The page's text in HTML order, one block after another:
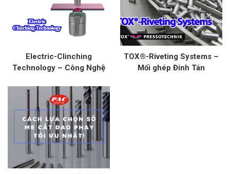
Electric-Clinching
Technology – Công Nghệ
Ngành Điện, Điện Tử
TOX®-Riveting Systems –
Mối ghép Đinh Tán